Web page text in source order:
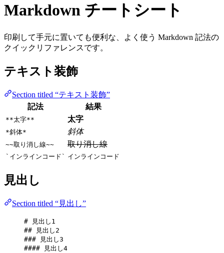
Markdown チートシート
印刷して手元に置いても便利な、よく使う Markdown 記法の
クイックリファレンスです。
テキスト装飾
Section titled “テキスト装飾”
記法
結果
**太字** 太字
*斜体* 斜体
~~取り消し線~~ 取り消し線
`インラインコード` インラインコード
見出し
Section titled “見出し”
# 見出し1
## 見出し2
### 見出し3
#### 見出し4